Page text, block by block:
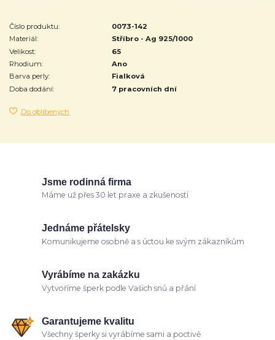
Číslo produktu:
0073-142
Materiál:
Stříbro - Ag 925/1000
Velikost:
65
Rhodium:
Ano
Barva perly:
Fialková
Doba dodání:
7 pracovních dní
Do oblíbených
Jsme rodinná firma
Máme už přes 30 let praxe a zkušeností
Jednáme přátelsky
Komunikujeme osobně a s úctou ke svým zákazníkům
Vyrábíme na zakázku
Vytvoříme šperk podle Vašich snů a přání
Garantujeme kvalitu
Všechny šperky si vyrábíme sami a poctivě